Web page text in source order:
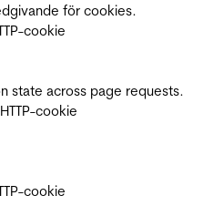
för cookies.
cookie
state across page requests.
cookie
cookie